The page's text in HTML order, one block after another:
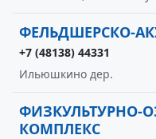
ФЕЛЬДШЕРСКО-
+7 (48138) 44331
Ильюшкино дер.
ФИЗКУЛЬТУРНО-
КОМПЛЕКС